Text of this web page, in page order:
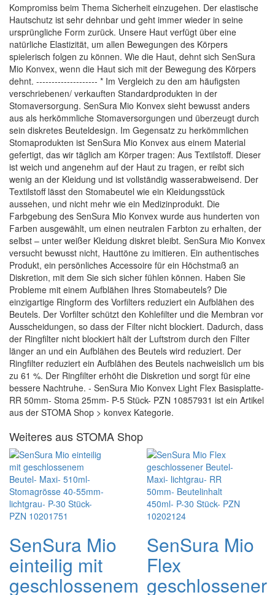
Kompromiss beim Thema Sicherheit einzugehen. Der elastische
Hautschutz ist sehr dehnbar und geht immer wieder in seine
ursprüngliche Form zurück. Unsere Haut verfügt über eine
natürliche Elastizität, um allen Bewegungen des Körpers
spielerisch folgen zu können. Wie die Haut, dehnt sich SenSura
Mio Konvex, wenn die Haut sich mit der Bewegung des Körpers
dehnt. -------------------- * Im Vergleich zu den am häufigsten
verschriebenen/ verkauften Standardprodukten in der
Stomaversorgung. SenSura Mio Konvex sieht bewusst anders
aus als herkömmliche Stomaversorgungen und überzeugt durch
sein diskretes Beuteldesign. Im Gegensatz zu herkömmlichen
Stomaprodukten ist SenSura Mio Konvex aus einem Material
gefertigt, das wir täglich am Körper tragen: Aus Textilstoff. Dieser
ist weich und angenehm auf der Haut zu tragen, er reibt sich
wenig an der Kleidung und ist vollständig wasserabweisend. Der
Textilstoff lässt den Stomabeutel wie ein Kleidungsstück
aussehen, und nicht mehr wie ein Medizinprodukt. Die
Farbgebung des SenSura Mio Konvex wurde aus hunderten von
Farben ausgewählt, um einen neutralen Farbton zu erhalten, der
selbst – unter weißer Kleidung diskret bleibt. SenSura Mio Konvex
versucht bewusst nicht, Hauttöne zu imitieren. Ein authentisches
Produkt, ein persönliches Accessoire für ein Höchstmaß an
Diskretion, mit dem Sie sich sicher fühlen können. Haben Sie
Probleme mit einem Aufblähen Ihres Stomabeutels? Die
einzigartige Ringform des Vorfilters reduziert ein Aufblähen des
Beutels. Der Vorfilter schützt den Kohlefilter und die Membran vor
Ausscheidungen, so dass der Filter nicht blockiert. Dadurch, dass
der Ringfilter nicht blockiert hält der Luftstrom durch den Filter
länger an und ein Aufblähen des Beutels wird reduziert. Der
Ringfilter reduziert ein Aufblähen des Beutels nachweislich um bis
zu 61 %. Der Ringfilter erhöht die Diskretion und sorgt für eine
bessere Nachtruhe. - SenSura Mio Konvex Light Flex Basisplatte-
RR 50mm- Stoma 25mm- P-5 Stück- PZN 10857931 ist ein Artikel
aus der STOMA Shop > konvex Kategorie.
Weiteres aus STOMA Shop
SenSura Mio
einteilig mit
geschlossenem
SenSura Mio
Flex
geschlossener